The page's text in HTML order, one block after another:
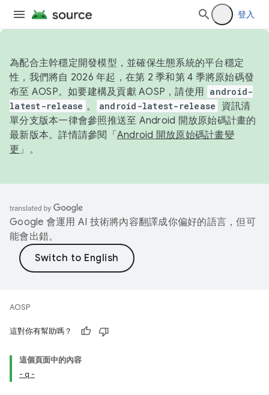
登入
為配合主幹穩定開發模型，並確保生態系統的平台穩定
性，我們將自 2026 年起，在第 2 季和第 4 季將原始碼發
布至 AOSP。如要建構及貢獻 AOSP，請使用 android-
latest-release 。 android-latest-release
資訊清
單分支版本一律會參照推送至 Android 開放原始碼計畫的
最新版本。詳情請參閱「 Android 開放原始碼計畫變
更 」。
Google 會運用 AI 技術將內容翻譯成你偏好的語言，但可
能會出錯。
AOSP
這對你有幫助嗎？
這個頁面中的內容
- q -